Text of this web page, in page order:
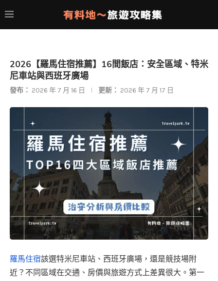
2026【羅馬住宿推薦】16間飯店：安全區域、特米
尼車站與西班牙廣場
發布： 2026 年 7 月 16 日 更新： 2026 年 7 月 17 日
羅馬住宿該選特米尼車站、西班牙廣場，還是競技場附
近？不同區域在交通、房價與旅遊方式上差異很大。第一